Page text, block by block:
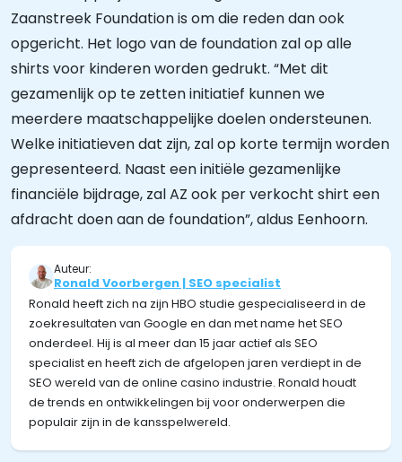
Zaanstreek Foundation is om die reden dan ook
opgericht. Het logo van de foundation zal op alle
shirts voor kinderen worden gedrukt. “Met dit
gezamenlijk op te zetten initiatief kunnen we
meerdere maatschappelijke doelen ondersteunen.
Welke initiatieven dat zijn, zal op korte termijn worden
gepresenteerd. Naast een initiële gezamenlijke
financiële bijdrage, zal AZ ook per verkocht shirt een
afdracht doen aan de foundation”, aldus Eenhoorn.
Auteur:
Ronald Voorbergen | SEO specialist
Ronald heeft zich na zijn HBO studie gespecialiseerd in de
zoekresultaten van Google en dan met name het SEO
onderdeel. Hij is al meer dan 15 jaar actief als SEO
specialist en heeft zich de afgelopen jaren verdiept in de
SEO wereld van de online casino industrie. Ronald houdt
de trends en ontwikkelingen bij voor onderwerpen die
populair zijn in de kansspelwereld.